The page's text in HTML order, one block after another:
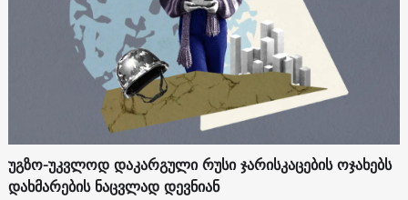
უგზო-უკვლოდ დაკარგული რუსი ჯარისკაცების ოჯახებს
დახმარების ნაცვლად დევნიან